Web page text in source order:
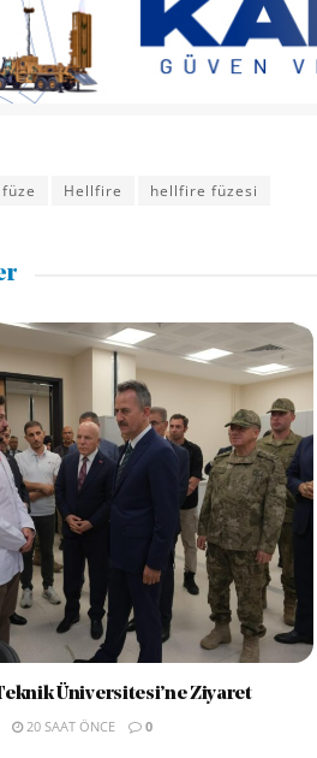
Hellfire hellfire füzesi
Üniversitesi’ne Ziyaret
20 SAAT ÖNCE 0